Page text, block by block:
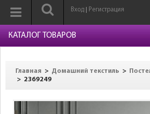
Вход Регистрация
КАТАЛОГ ТОВАРОВ
Главная > Домашний текстиль >
> 2369249